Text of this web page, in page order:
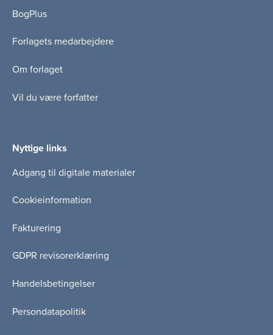
BogPlus
Forlagets medarbejdere
Om forlaget
Vil du være forfatter
Nyttige links
Adgang til digitale materialer
Cookieinformation
Fakturering
GDPR revisorerklæring
Handelsbetingelser
Persondatapolitik